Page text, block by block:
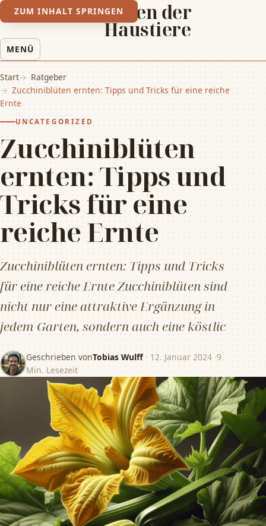
ZUM INHALT SPRINGEN
Leben der
Haustiere
MENÜ
Start
Ratgeber
Zucchiniblüten ernten: Tipps und Tricks für eine reiche
Ernte
UNCATEGORIZED
Zucchiniblüten
ernten: Tipps und
Tricks für eine
reiche Ernte
Zucchiniblüten ernten: Tipps und Tricks
für eine reiche Ernte Zucchiniblüten sind
nicht nur eine attraktive Ergänzung in
jedem Garten, sondern auch eine köstlic
Geschrieben vonTobias Wulff · 12. Januar 2024 ·9
Min. Lesezeit